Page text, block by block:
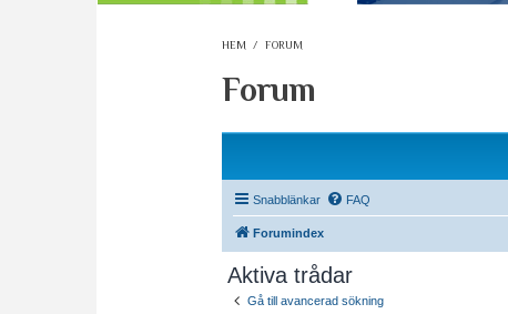
HEM / FORUM
Forum